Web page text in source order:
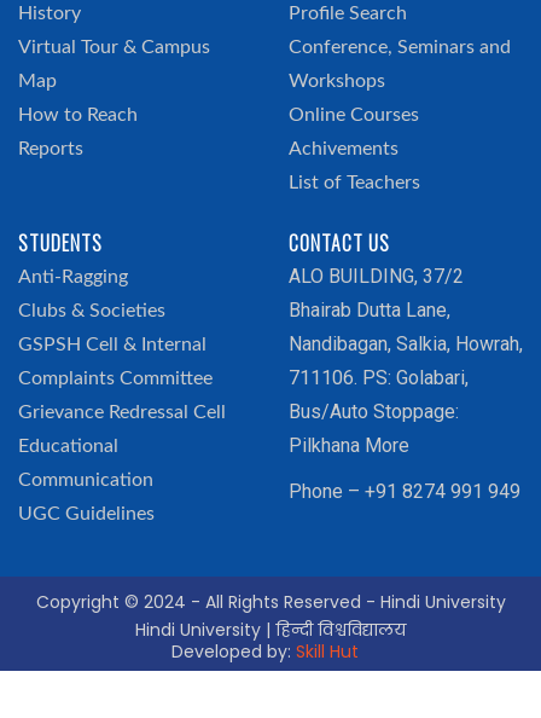
History
Virtual Tour & Campus
Map
How to Reach
Reports
Profile Search
Conference, Seminars and
Workshops
Online Courses
Achivements
List of Teachers
STUDENTS
Anti-Ragging
Clubs & Societies
GSPSH Cell & Internal
Complaints Committee
Grievance Redressal Cell
Educational
Communication
UGC Guidelines
CONTACT US
ALO BUILDING, 37/2
Bhairab Dutta Lane,
Nandibagan, Salkia, Howrah,
711106. PS: Golabari,
Bus/Auto Stoppage:
Pilkhana More
Phone – +91 8274 991 949
Copyright © 2024 - All Rights Reserved - Hindi University
Hindi University | हिन्दी विश्वविद्यालय
Developed by: Skill Hut